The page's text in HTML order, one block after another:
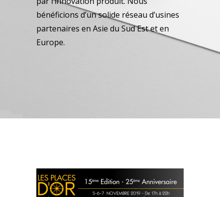
bénéficions d’un solide réseau d’usines
partenaires en Asie du Sud Est et en
Europe.